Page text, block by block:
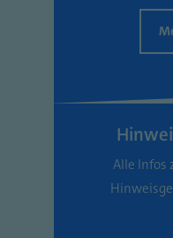
Alle Infos